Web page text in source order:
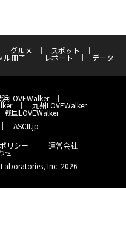
グルメ スポット
ル冊子 レポート データ
LOVEWalker
九州LOVEWalker
戦国LOVEWalker
ASCII.jp
リシー 運営会社
せ
Laboratories, Inc. 2026